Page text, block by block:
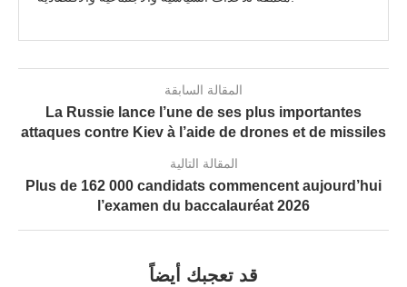
المقالة السابقة
La Russie lance l’une de ses plus importantes
attaques contre Kiev à l’aide de drones et de missiles
المقالة التالية
Plus de 162 000 candidats commencent aujourd’hui
l’examen du baccalauréat 2026
قد تعجبك أيضاً